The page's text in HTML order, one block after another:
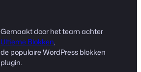
Gemaakt door het team achter
Ultieme Blokken,
de populaire WordPress blokken
plugin.